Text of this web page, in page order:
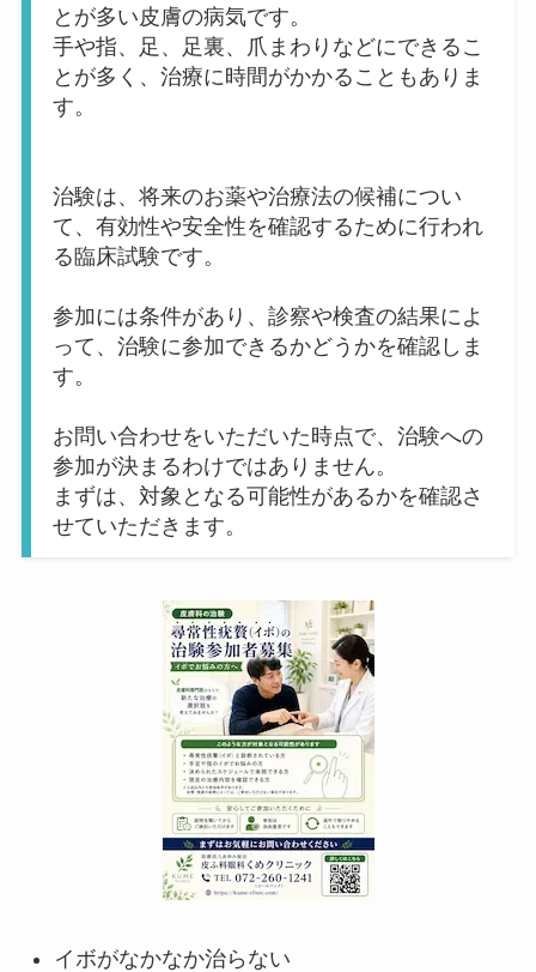
とが多い皮膚の病気です。
手や指、足、足裏、爪まわりなどにできるこ
とが多く、治療に時間がかかることもありま
す。
治験は、将来のお薬や治療法の候補につい
て、有効性や安全性を確認するために行われ
る臨床試験です。
参加には条件があり、診察や検査の結果によ
って、治験に参加できるかどうかを確認しま
す。
お問い合わせをいただいた時点で、治験への
参加が決まるわけではありません。
まずは、対象となる可能性があるかを確認さ
せていただきます。
イボがなかなか治らない